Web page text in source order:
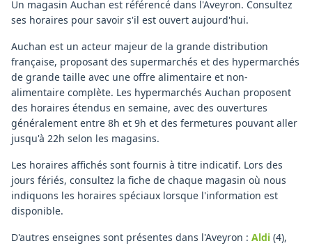
Un magasin Auchan est référencé dans l'Aveyron. Consultez
ses horaires pour savoir s'il est ouvert aujourd'hui.
Auchan est un acteur majeur de la grande distribution
française, proposant des supermarchés et des hypermarchés
de grande taille avec une offre alimentaire et non-
alimentaire complète. Les hypermarchés Auchan proposent
des horaires étendus en semaine, avec des ouvertures
généralement entre 8h et 9h et des fermetures pouvant aller
jusqu'à 22h selon les magasins.
Les horaires affichés sont fournis à titre indicatif. Lors des
jours fériés, consultez la fiche de chaque magasin où nous
indiquons les horaires spéciaux lorsque l'information est
disponible.
D'autres enseignes sont présentes dans l'Aveyron : Aldi (4),